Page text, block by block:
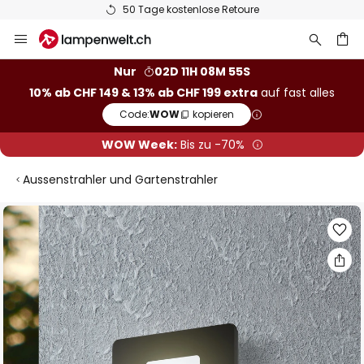
50 Tage kostenlose Retoure
Inhalt
Nur
02D 11H 08M 54S
10% ab CHF 149 & 13% ab CHF 199 extra auf fast alles
Code:WOW kopieren
WOW Week:Bis zu -70%
Aussenstrahler und Gartenstrahler
Zum
Ende
der
Bildgalerie
springen